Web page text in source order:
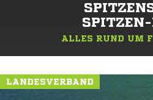
SPITZEN-
ALLES RUND UM
LANDESVERBAND